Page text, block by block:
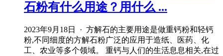
石粉有什么用途？用什么 ...
2023年9月18日 · 方解石的主要用途是做重钙粉和轻钙
粉,不同细度的方解石粉广泛的应用于造纸、医药、化
工、农业等多个领域。 重钙与人们的生活息息相关,在过